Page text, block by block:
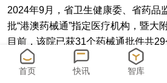
2024年9月，省卫生健康委、省药品
批“港澳药械通”指定医疗机构，暨大
目前，该院已获31个药械通批件共
瘤、系统性红斑狼疮、偏头痛、妇科
方向，满足不同疾病类型、不同阶
首页 快讯 智库